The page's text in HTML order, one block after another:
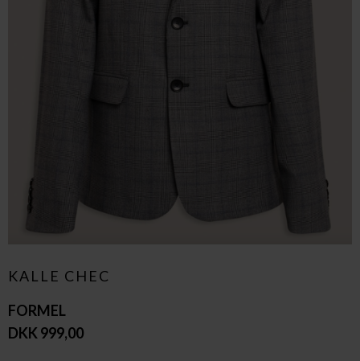
KALLE CHEC
FORMEL
DKK 999,00